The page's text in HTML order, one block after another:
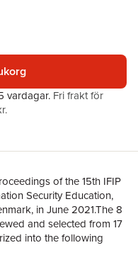
vardagar. Fri frakt för
of the 15th IFIP
Security Education,
in June 2021.The 8
and selected from 17
into the following
Industrial Revolution